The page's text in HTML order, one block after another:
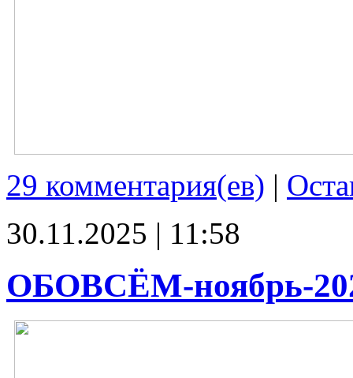
29 комментария(ев) |
30.11.2025 | 11:58
ОБОВСЁМ-ноябрь-